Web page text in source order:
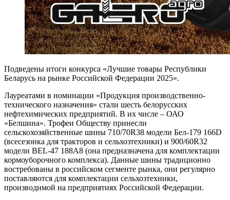
Подведены итоги конкурса «Лучшие товары Рес­публики
Беларусь на рынке Российской Федерации 2025».
Лауреатами в номинации «Продукция производственно-
технического назначения» стали шесть белорусских
нефтехимических предприятий. В их числе – ОАО
«Белшина». Трофеи Обществу принесли
сельскохозяйственные шины 710/70R38 модели Бел-179 166D
(всесезонка для тракторов и сельхозтехники) и 900/60R32
модели BEL-47 188A8 (она предназначена для комплектации
кормоуборочного комплекса). Данные шины традиционно
востребованы в российском сегменте рынка, они регулярно
постав­ляются для комплектации сельхозтехники,
производимой на предприятиях Российской Федерации.